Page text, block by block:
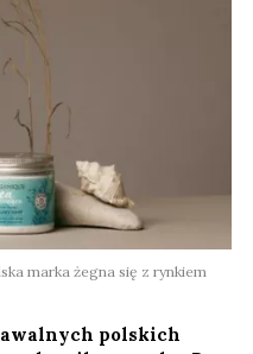
marka żegna się z rynkiem
polskich